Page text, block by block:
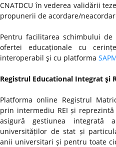
CNATDCU în vederea validării
propunerii de acordare/
Pentru facilitarea schimbului
ofertei educaționale cu
interoperabil şi cu platforma
Registrul Educational Integrat şi
Platforma online Registrul
prin intermediu REI și
asigură gestiunea integrată
universităților de stat și
anii universitari și pentru toate